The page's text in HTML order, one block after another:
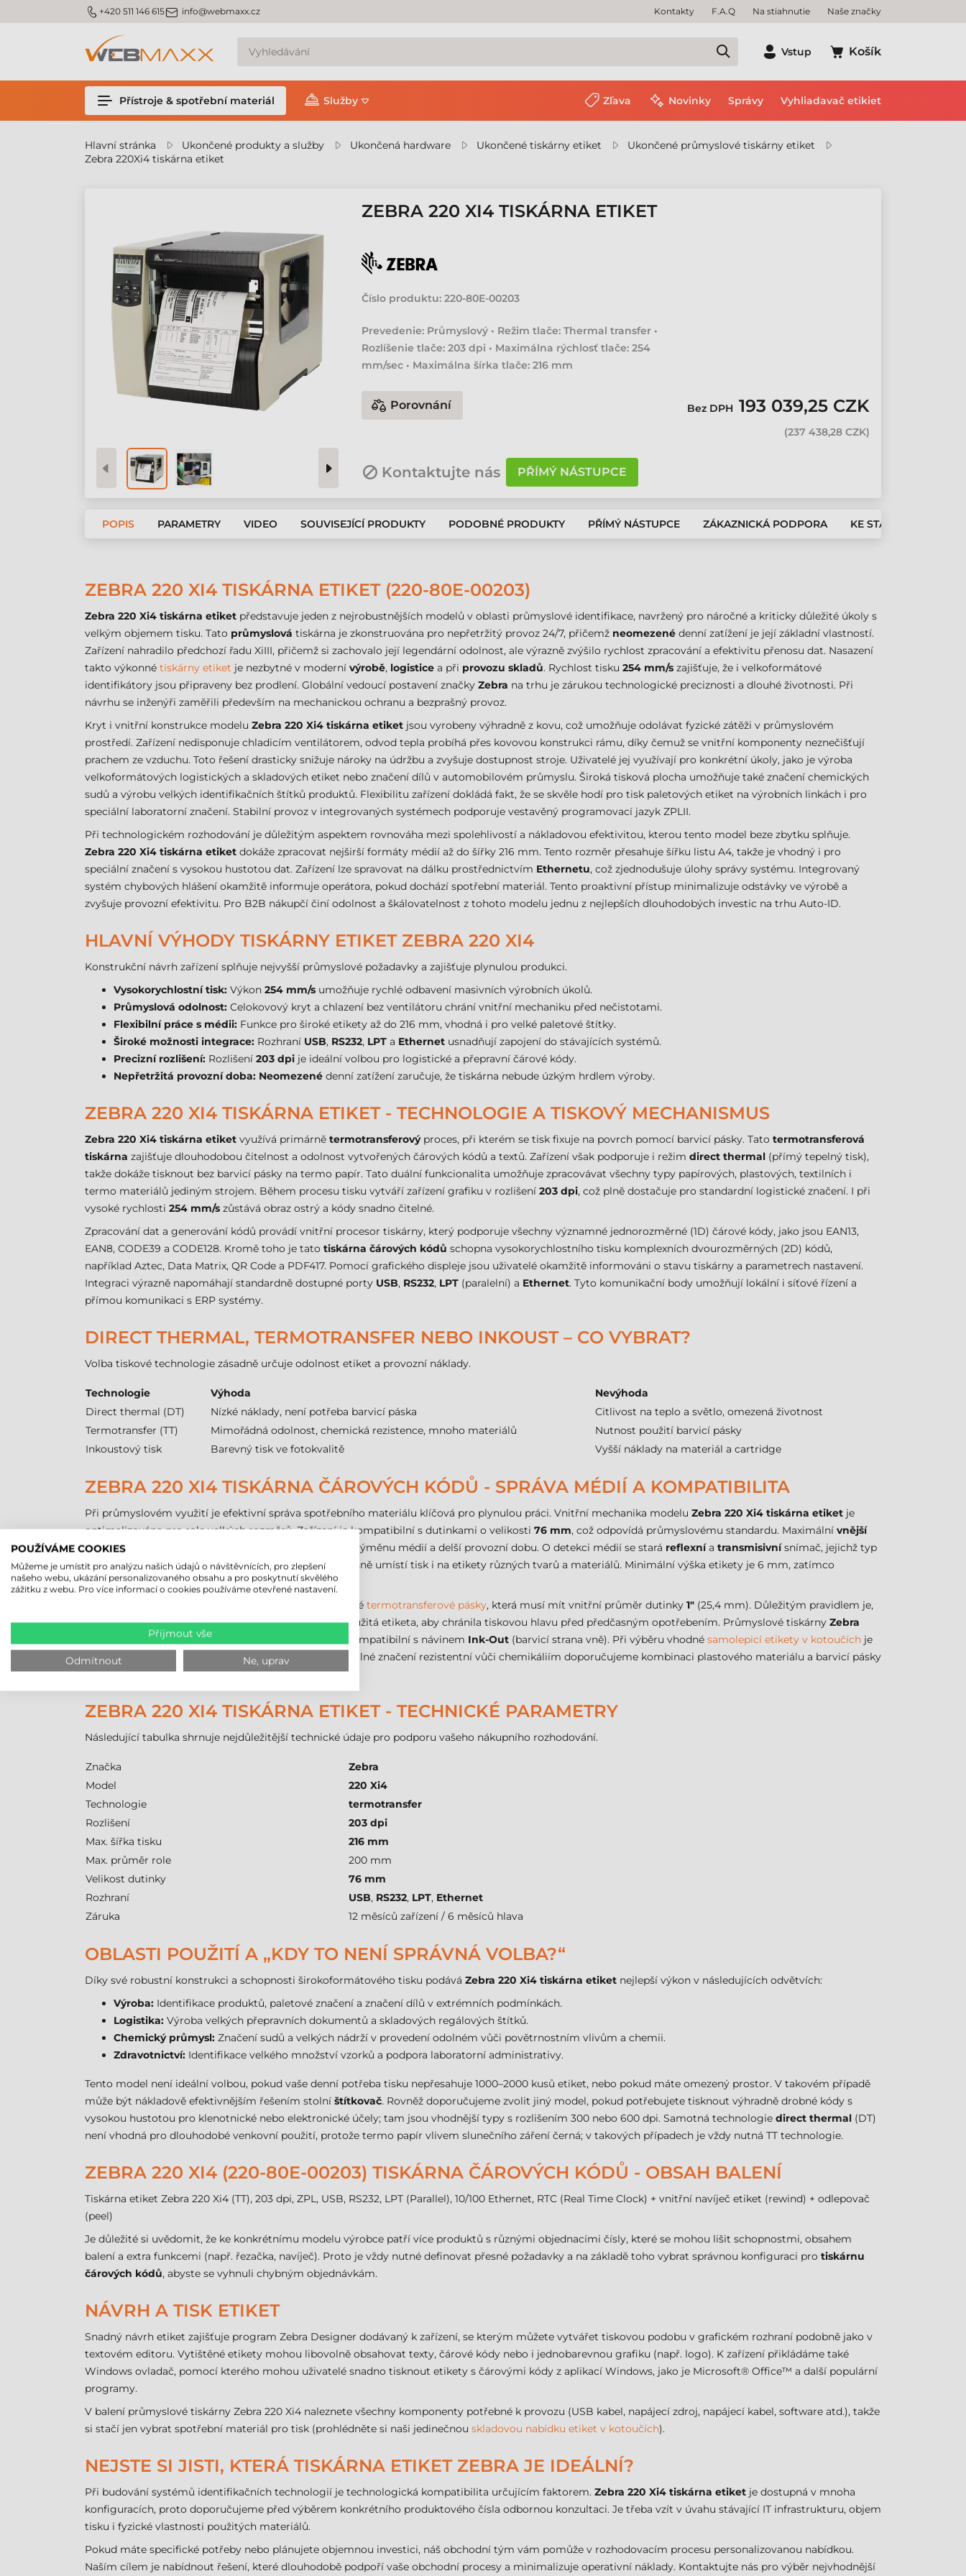
m_phone +420 511 146 615m_email info@webmaxx.cz Kontakty F.A.Q Na stiahnutie Naše značky
Vstup Košík
Přístroje & spotřební materiál Služby Zľava Novinky Správy Vyhliadavač etikiet
Hlavní stránka Ukončené produkty a služby Ukončená hardware Ukončené tiskárny etiket
Ukončené průmyslové tiskárny etiket
Zebra 220Xi4 tiskárna etiket
ZEBRA 220 XI4 TISKÁRNA ETIKET
Číslo produktu: 220-80E-00203
Prevedenie: Průmyslový • Režim tlače: Thermal transfer •
Rozlíšenie tlače: 203 dpi • Maximálna rýchlosť tlače: 254
mm/sec • Maximálna šírka tlače: 216 mm
Porovnání Bez DPH 193 039,25 CZK
(237 438,28 CZK)
Kontaktujte nás PŘÍMÝ NÁSTUPCE
POPIS PARAMETRY VIDEO SOUVISEJÍCÍ PRODUKTY PODOBNÉ PRODUKTY PŘÍMÝ NÁSTUPCE ZÁKAZNICKÁ PODPORA KE STAŽENÍ
ZEBRA 220 XI4 TISKÁRNA ETIKET (220-80E-00203)
Zebra 220 Xi4 tiskárna etiket představuje jeden z nejrobustnějších modelů v oblasti průmyslové identifikace, navržený pro náročné a kriticky důležité úkoly s
velkým objemem tisku. Tato průmyslová tiskárna je zkonstruována pro nepřetržitý provoz 24/7, přičemž neomezené denní zatížení je její základní vlastností.
Zařízení nahradilo předchozí řadu XiIII, přičemž si zachovalo její legendární odolnost, ale výrazně zvýšilo rychlost zpracování a efektivitu přenosu dat. Nasazení
takto výkonné tiskárny etiket je nezbytné v moderní výrobě, logistice a při provozu skladů. Rychlost tisku 254 mm/s zajišťuje, že i velkoformátové
identifikátory jsou připraveny bez prodlení. Globální vedoucí postavení značky Zebra na trhu je zárukou technologické preciznosti a dlouhé životnosti. Při
návrhu se inženýři zaměřili především na mechanickou ochranu a bezprašný provoz.
Kryt i vnitřní konstrukce modelu Zebra 220 Xi4 tiskárna etiket jsou vyrobeny výhradně z kovu, což umožňuje odolávat fyzické zátěži v průmyslovém
prostředí. Zařízení nedisponuje chladicím ventilátorem, odvod tepla probíhá přes kovovou konstrukci rámu, díky čemuž se vnitřní komponenty neznečišťují
prachem ze vzduchu. Toto řešení drasticky snižuje nároky na údržbu a zvyšuje dostupnost stroje. Uživatelé jej využívají pro konkrétní úkoly, jako je výroba
velkoformátových logistických a skladových etiket nebo značení dílů v automobilovém průmyslu. Široká tisková plocha umožňuje také značení chemických
sudů a výrobu velkých identifikačních štítků produktů. Flexibilitu zařízení dokládá fakt, že se skvěle hodí pro tisk paletových etiket na výrobních linkách i pro
speciální laboratorní značení. Stabilní provoz v integrovaných systémech podporuje vestavěný programovací jazyk ZPLII.
Při technologickém rozhodování je důležitým aspektem rovnováha mezi spolehlivostí a nákladovou efektivitou, kterou tento model beze zbytku splňuje.
Zebra 220 Xi4 tiskárna etiket dokáže zpracovat nejširší formáty médií až do šířky 216 mm. Tento rozměr přesahuje šířku listu A4, takže je vhodný i pro
speciální značení s vysokou hustotou dat. Zařízení lze spravovat na dálku prostřednictvím Ethernetu, což zjednodušuje úlohy správy systému. Integrovaný
systém chybových hlášení okamžitě informuje operátora, pokud dochází spotřební materiál. Tento proaktivní přístup minimalizuje odstávky ve výrobě a
zvyšuje provozní efektivitu. Pro B2B nákupčí činí odolnost a škálovatelnost z tohoto modelu jednu z nejlepších dlouhodobých investic na trhu Auto-ID.
HLAVNÍ VÝHODY TISKÁRNY ETIKET ZEBRA 220 XI4
Konstrukční návrh zařízení splňuje nejvyšší průmyslové požadavky a zajišťuje plynulou produkci.
Vysokorychlostní tisk: Výkon 254 mm/s umožňuje rychlé odbavení masivních výrobních úkolů.
Průmyslová odolnost: Celokovový kryt a chlazení bez ventilátoru chrání vnitřní mechaniku před nečistotami.
Flexibilní práce s médii: Funkce pro široké etikety až do 216 mm, vhodná i pro velké paletové štítky.
Široké možnosti integrace: Rozhraní USB, RS232, LPT a Ethernet usnadňují zapojení do stávajících systémů.
Precizní rozlišení: Rozlišení 203 dpi je ideální volbou pro logistické a přepravní čárové kódy.
Nepřetržitá provozní doba: Neomezené denní zatížení zaručuje, že tiskárna nebude úzkým hrdlem výroby.
ZEBRA 220 XI4 TISKÁRNA ETIKET - TECHNOLOGIE A TISKOVÝ MECHANISMUS
Zebra 220 Xi4 tiskárna etiket využívá primárně termotransferovýproces, při kterém se tisk fixuje na povrch pomocí barvicí pásky. Tato termotransferová
tiskárna zajišťuje dlouhodobou čitelnost a odolnost vytvořených čárových kódů a textů. Zařízení však podporuje i režim direct thermal (přímý tepelný tisk),
takže dokáže tisknout bez barvicí pásky na termo papír. Tato duální funkcionalita umožňuje zpracovávat všechny typy papírových, plastových, textilních i
termo materiálů jediným strojem. Během procesu tisku vytváří zařízení grafiku v rozlišení 203 dpi, což plně dostačuje pro standardní logistické značení. I při
vysoké rychlosti 254 mm/s zůstává obraz ostrý a kódy snadno čitelné.
Zpracování dat a generování kódů provádí vnitřní procesor tiskárny, který podporuje všechny významné jednorozměrné (1D) čárové kódy, jako jsou EAN13,
EAN8, CODE39 a CODE128. Kromě toho je tato tiskárna čárových kódů schopna vysokorychlostního tisku komplexních dvourozměrných (2D) kódů,
například Aztec, Data Matrix, QR Code a PDF417. Pomocí grafického displeje jsou uživatelé okamžitě informováni o stavu tiskárny a parametrech nastavení.
Integraci výrazně napomáhají standardně dostupné porty USB, RS232, LPT (paralelní) a Ethernet. Tyto komunikační body umožňují lokální i síťové řízení a
přímou komunikaci s ERP systémy.
DIRECT THERMAL, TERMOTRANSFER NEBO INKOUST – CO VYBRAT?
Volba tiskové technologie zásadně určuje odolnost etiket a provozní náklady.
Technologie Výhoda
Nevýhoda
Direct thermal (DT)
Nízké náklady, není potřeba barvicí páska
Citlivost na teplo a světlo, omezená životnost
Termotransfer (TT)
Mimořádná odolnost, chemická rezistence, mnoho materiálů
Nutnost použití barvicí pásky
Inkoustový tisk
Barevný tisk ve fotokvalitě Vyšší náklady na materiál a cartridge
ZEBRA 220 XI4 TISKÁRNA ČÁROVÝCH KÓDŮ - SPRÁVA MÉDIÍ A KOMPATIBILITA
Při průmyslovém využití je efektivní správa spotřebního materiálu klíčová pro plynulou práci. Vnitřní mechanika modelu Zebra 220 Xi4 tiskárna etiket je
optimalizována pro role velkých rozměrů. Zařízení je kompatibilní s dutinkami o velikosti 76 mm, což odpovídá průmyslovému standardu. Maximální vnější
průměr role je 200 mm
, což umožňuje méně častou výměnu médií a delší provozní dobu. O detekci médií se stará reflexnía transmisivnísnímač, jejichž typ
je nastavitelný. Tato flexibilita zajišťuje, že tiskárna přesně umístí tisk i na etikety různých tvarů a materiálů. Minimální výška etikety je 6 mm, zatímco
maximální hodnota může být až 991 mm.
Pro termotransferový proces je nezbytný výběr správné termotransferové pásky, která musí mít vnitřní průměr dutinky 1" (25,4 mm). Důležitým pravidlem je,
že barvicí páska musí být alespoň o 2 mm širší než použitá etiketa, aby chránila tiskovou hlavu před předčasným opotřebením. Průmyslové tiskárny Zebra
obvykle pracují s páskami o délce 300–450 m a jsou kompatibilní s návinem Ink-Out (barvicí strana vně). Při výběru vhodné samolepicí etikety v kotoučích je
třeba zohlednit maximální šířku tisku 216 mm. Pro odolné značení rezistentní vůči chemikáliím doporučujeme kombinaci plastového materiálu a barvicí pásky
na bázi pryskyřice (resin).
ZEBRA 220 XI4 TISKÁRNA ETIKET - TECHNICKÉ PARAMETRY
Následující tabulka shrnuje nejdůležitější technické údaje pro podporu vašeho nákupního rozhodování.
Značka
Zebra
Model
220 Xi4
Technologie
termotransfer
Rozlišení
203 dpi
Max. šířka tisku
216 mm
Max. průměr role
200 mm
Velikost dutinky
76 mm
Rozhraní
USB, RS232, LPT, Ethernet
Záruka
12 měsíců zařízení / 6 měsíců hlava
OBLASTI POUŽITÍ A „KDY TO NENÍ SPRÁVNÁ VOLBA?“
Díky své robustní konstrukci a schopnosti širokoformátového tisku podává Zebra 220 Xi4 tiskárna etiket nejlepší výkon v následujících odvětvích:
Výroba: Identifikace produktů, paletové značení a značení dílů v extrémních podmínkách.
Logistika: Výroba velkých přepravních dokumentů a skladových regálových štítků.
Chemický průmysl: Značení sudů a velkých nádrží v provedení odolném vůči povětrnostním vlivům a chemii.
Zdravotnictví: Identifikace velkého množství vzorků a podpora laboratorní administrativy.
Tento model není ideální volbou, pokud vaše denní potřeba tisku nepřesahuje 1000–2000 kusů etiket, nebo pokud máte omezený prostor. V takovém případě
může být nákladově efektivnějším řešením stolní štítkovač. Rovněž doporučujeme zvolit jiný model, pokud potřebujete tisknout výhradně drobné kódy s
vysokou hustotou pro klenotnické nebo elektronické účely; tam jsou vhodnější typy s rozlišením 300 nebo 600 dpi. Samotná technologie direct thermal (DT)
není vhodná pro dlouhodobé venkovní použití, protože termo papír vlivem slunečního záření černá; v takových případech je vždy nutná TT technologie.
ZEBRA 220 XI4 (220-80E-00203) TISKÁRNA ČÁROVÝCH KÓDŮ - OBSAH BALENÍ
Tiskárna etiket Zebra 220 Xi4 (TT), 203 dpi, ZPL, USB, RS232, LPT (Parallel), 10/100 Ethernet, RTC (Real Time Clock) + vnitřní navíječ etiket (rewind) + odlepovač
(peel)
Je důležité si uvědomit, že ke konkrétnímu modelu výrobce patří více produktů s různými objednacími čísly, které se mohou lišit schopnostmi, obsahem
balení a extra funkcemi (např. řezačka, navíječ). Proto je vždy nutné definovat přesné požadavky a na základě toho vybrat správnou konfiguraci pro tiskárnu
čárových kódů, abyste se vyhnuli chybným objednávkám.
NÁVRH A TISK ETIKET
Snadný návrh etiket zajišťuje program Zebra Designer dodávaný k zařízení, se kterým můžete vytvářet tiskovou podobu v grafickém rozhraní podobně jako v
textovém editoru. Vytištěné etikety mohou libovolně obsahovat texty, čárové kódy nebo i jednobarevnou grafiku (např. logo). K zařízení přikládáme také
Windows ovladač, pomocí kterého mohou uživatelé snadno tisknout etikety s čárovými kódy z aplikací Windows, jako je Microsoft® Office™ a další populární
programy.
V balení průmyslové tiskárny Zebra 220 Xi4 naleznete všechny komponenty potřebné k provozu (USB kabel, napájecí zdroj, napájecí kabel, software atd.), takže
si stačí jen vybrat spotřební materiál pro tisk (prohlédněte si naši jedinečnou skladovou nabídku etiket v kotoučích).
NEJSTE SI JISTI, KTERÁ TISKÁRNA ETIKET ZEBRA JE IDEÁLNÍ?
Při budování systémů identifikačních technologií je technologická kompatibilita určujícím faktorem. Zebra 220 Xi4 tiskárna etiket je dostupná v mnoha
konfiguracích, proto doporučujeme před výběrem konkrétního produktového čísla odbornou konzultaci. Je třeba vzít v úvahu stávající IT infrastrukturu, objem
tisku i fyzické vlastnosti použitých materiálů.
Pokud máte specifické potřeby nebo plánujete objemnou investici, náš obchodní tým vám pomůže v rozhodovacím procesu personalizovanou nabídkou.
Naším cílem je nabídnout řešení, které dlouhodobě podpoří vaše obchodní procesy a minimalizuje operativní náklady. Kontaktujte nás pro výběr nejvhodnější
POUŽÍVÁME COOKIES
Můžeme je umístit pro analýzu našich údajů o návštěvnících, pro zlepšení
našeho webu, ukázání personalizovaného obsahu a pro poskytnutí skvělého
zážitku z webu. Pro více informací o cookies používáme otevřené nastavení.
Přijmout vše
Odmítnout Ne, uprav